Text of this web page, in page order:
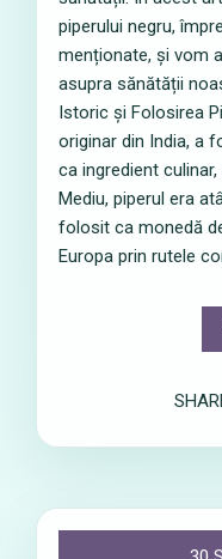
piperului negru,
menționate, și vom
asupra sănătății
Istoric și Folosirea
originar din India, a
ca ingredient
Mediu, piperul era
folosit ca monedă
Europa prin rutele